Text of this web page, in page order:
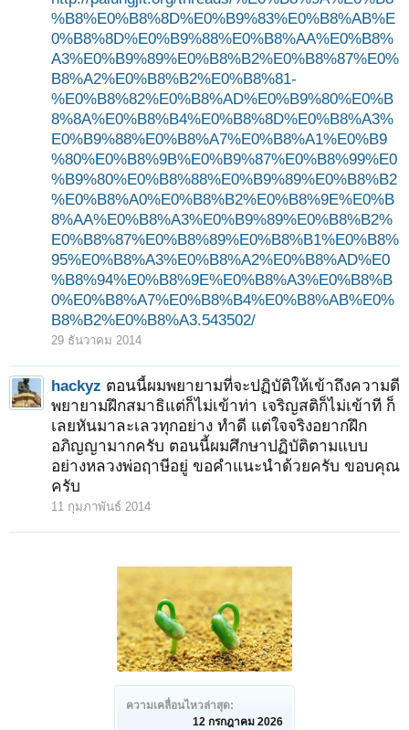
ความเคลื่อนไหวล่าสุด:
12 กรกฎาคม 2026
%B8%E0%B8%8D%E0%B9%83%E0%B8%AB%E
0%B8%8D%E0%B9%88%E0%B8%AA%E0%B8%
A3%E0%B9%89%E0%B8%B2%E0%B8%87%E0%
B8%A2%E0%B8%B2%E0%B8%81-
%E0%B8%82%E0%B8%AD%E0%B9%80%E0%B
8%8A%E0%B8%B4%E0%B8%8D%E0%B8%A3%
E0%B9%88%E0%B8%A7%E0%B8%A1%E0%B9
%80%E0%B8%9B%E0%B9%87%E0%B8%99%E0
%B9%80%E0%B8%88%E0%B9%89%E0%B8%B2
%E0%B8%A0%E0%B8%B2%E0%B8%9E%E0%B
8%AA%E0%B8%A3%E0%B9%89%E0%B8%B2%
E0%B8%87%E0%B8%89%E0%B8%B1%E0%B8%
95%E0%B8%A3%E0%B8%A2%E0%B8%AD%E0
%B8%94%E0%B8%9E%E0%B8%A3%E0%B8%B
0%E0%B8%A7%E0%B8%B4%E0%B8%AB%E0%
B8%B2%E0%B8%A3.543502/
29 ธันวาคม 2014
hackyz ตอนนี้ผมพยายามที่จะปฏิบัติให้เข้าถึงความดี
พยายามฝึกสมาธิแต่ก็ไม่เข้าท่า เจริญสติก็ไม่เข้าที ก็
เลยหันมาละเลวทุกอย่าง ทำดี แต่ใจจริงอยากฝึก
อภิญญามากครับ ตอนนี้ผมศึกษาปฏิบัติตามแบบ
อย่างหลวงพ่อฤาษีอยู่ ขอคำแนะนำด้วยครับ ขอบคุณ
ครับ
11 กุมภาพันธ์ 2014